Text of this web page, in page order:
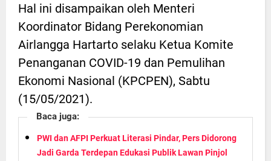
Hal ini disampaikan oleh Menteri
Koordinator Bidang Perekonomian
Airlangga Hartarto selaku Ketua Komite
Penanganan COVID-19 dan Pemulihan
Ekonomi Nasional (KPCPEN), Sabtu
(15/05/2021).
Baca juga:
PWI dan AFPI Perkuat Literasi Pindar, Pers Didorong
Jadi Garda Terdepan Edukasi Publik Lawan Pinjol